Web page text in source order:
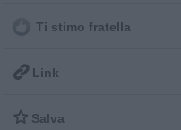
Ti stimo fratella
 Link
 Salva